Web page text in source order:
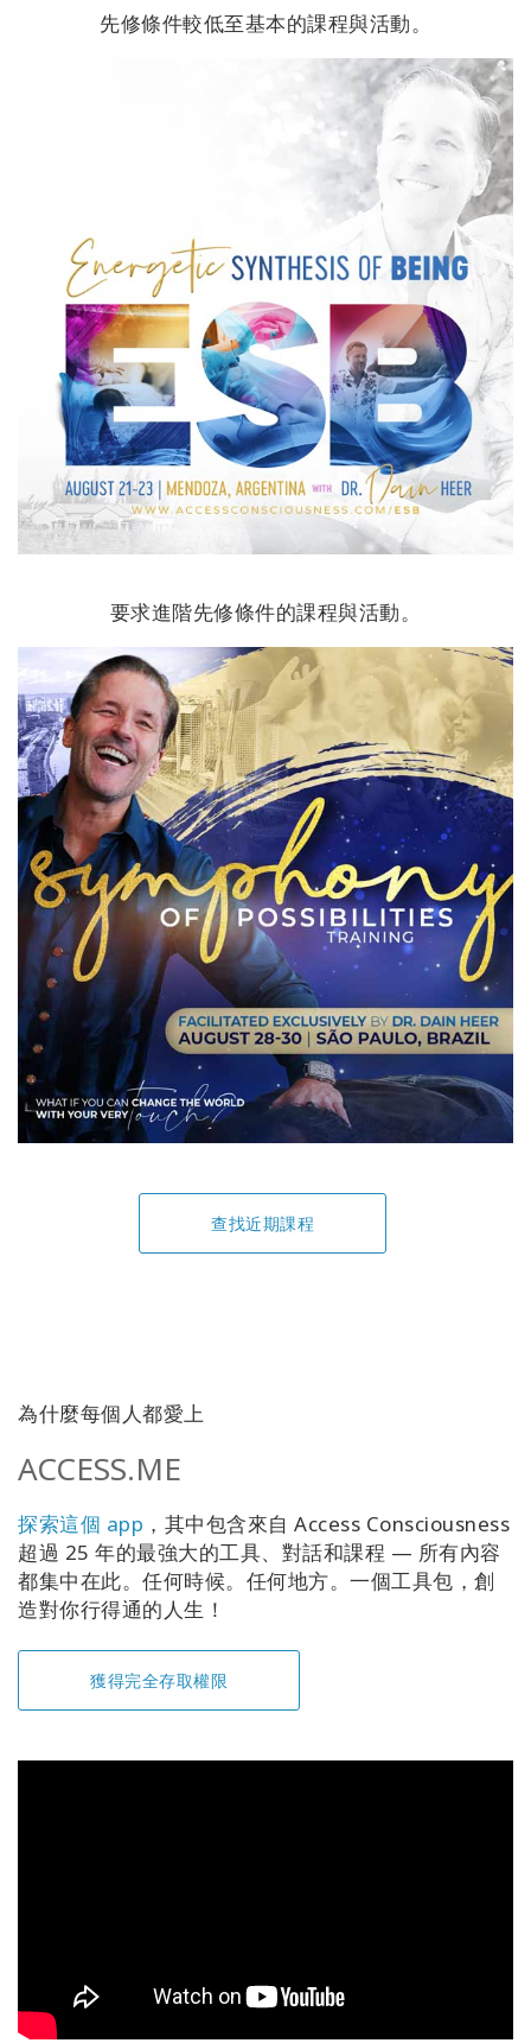
先修條件較低至基本的課程與活動。
要求進階先修條件的課程與活動。
查找近期課程
為什麼每個人都愛上
ACCESS.ME
探索這個 app ，其中包含來自 Access Consciousness
超過 25 年的最強大的工具、對話和課程 — 所有內容
都集中在此。任何時候。任何地方。一個工具包，創
造對你行得通的人生！
獲得完全存取權限